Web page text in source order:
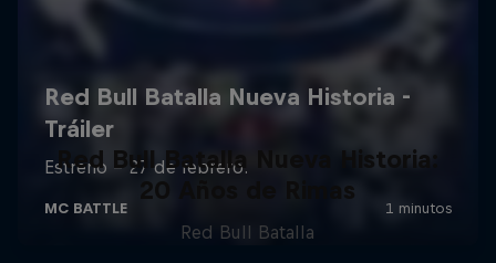
Red Bull Batalla Nueva Historia:
20 Años de Rimas
Red Bull Batalla